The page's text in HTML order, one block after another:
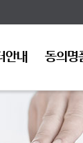
안내 동의명